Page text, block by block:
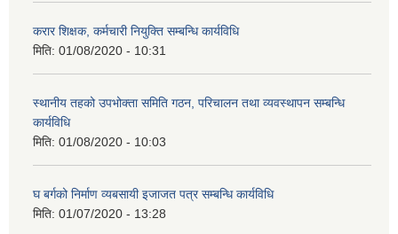
करार शिक्षक, कर्मचारी नियुक्ति सम्बन्धि कार्यविधि
मिति: 01/08/2020 - 10:31
स्थानीय तहको उपभोक्ता समिति गठन, परिचालन तथा व्यवस्थापन सम्बन्धि
कार्यविधि
मिति: 01/08/2020 - 10:03
घ बर्गको निर्माण व्यबसायी इजाजत पत्र सम्बन्धि कार्यविधि
मिति: 01/07/2020 - 13:28